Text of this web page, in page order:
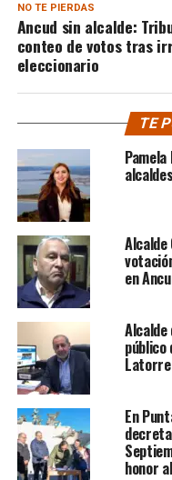
NO TE PIERDAS
Ancud sin alcalde:
conteo de votos tras
eleccionario
TE
Alcalde
en
público
Latorre
En
honor